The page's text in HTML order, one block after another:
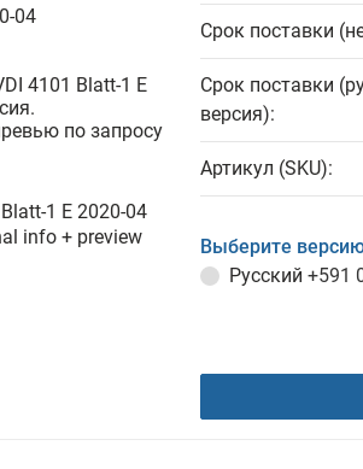
04
4101 Blatt-1 E
по запросу
1 E 2020-04
info + preview
Срок поставки
Срок поставки
версия):
Артикул (SKU):
Выберите
Русский +591